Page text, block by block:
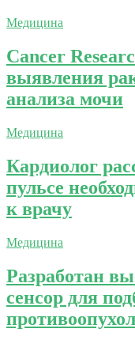
Медицина
Cancer
выявления
анализа мочи
Медицина
Кардиолог
пульсе
к врачу
Медицина
Разработан
сенсор для